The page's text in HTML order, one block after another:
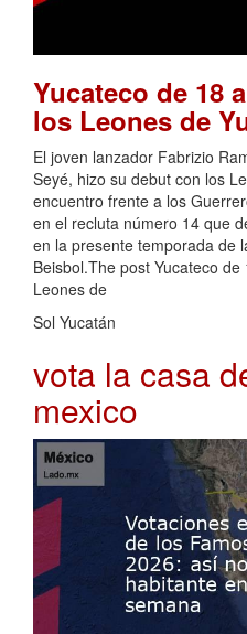
Yucateco de 18
los Leones de
El joven lanzador Fabrizio
Seyé, hizo su debut con los
encuentro frente a los
en el recluta número 14 que
en la presente temporada de
Beisbol.The post Yucateco
Leones de
Sol Yucatán
vota la casa
mexico